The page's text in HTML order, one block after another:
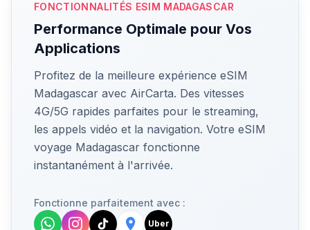
FONCTIONNALITÉS ESIM MADAGASCAR
Performance Optimale pour Vos
Applications
Profitez de la meilleure expérience eSIM
Madagascar avec AirCarta. Des vitesses
4G/5G rapides parfaites pour le streaming,
les appels vidéo et la navigation. Votre eSIM
voyage Madagascar fonctionne
instantanément à l'arrivée.
Fonctionne parfaitement avec :
Uber